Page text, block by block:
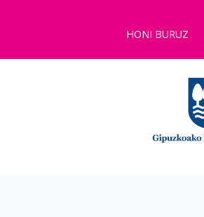
HONI BURUZ